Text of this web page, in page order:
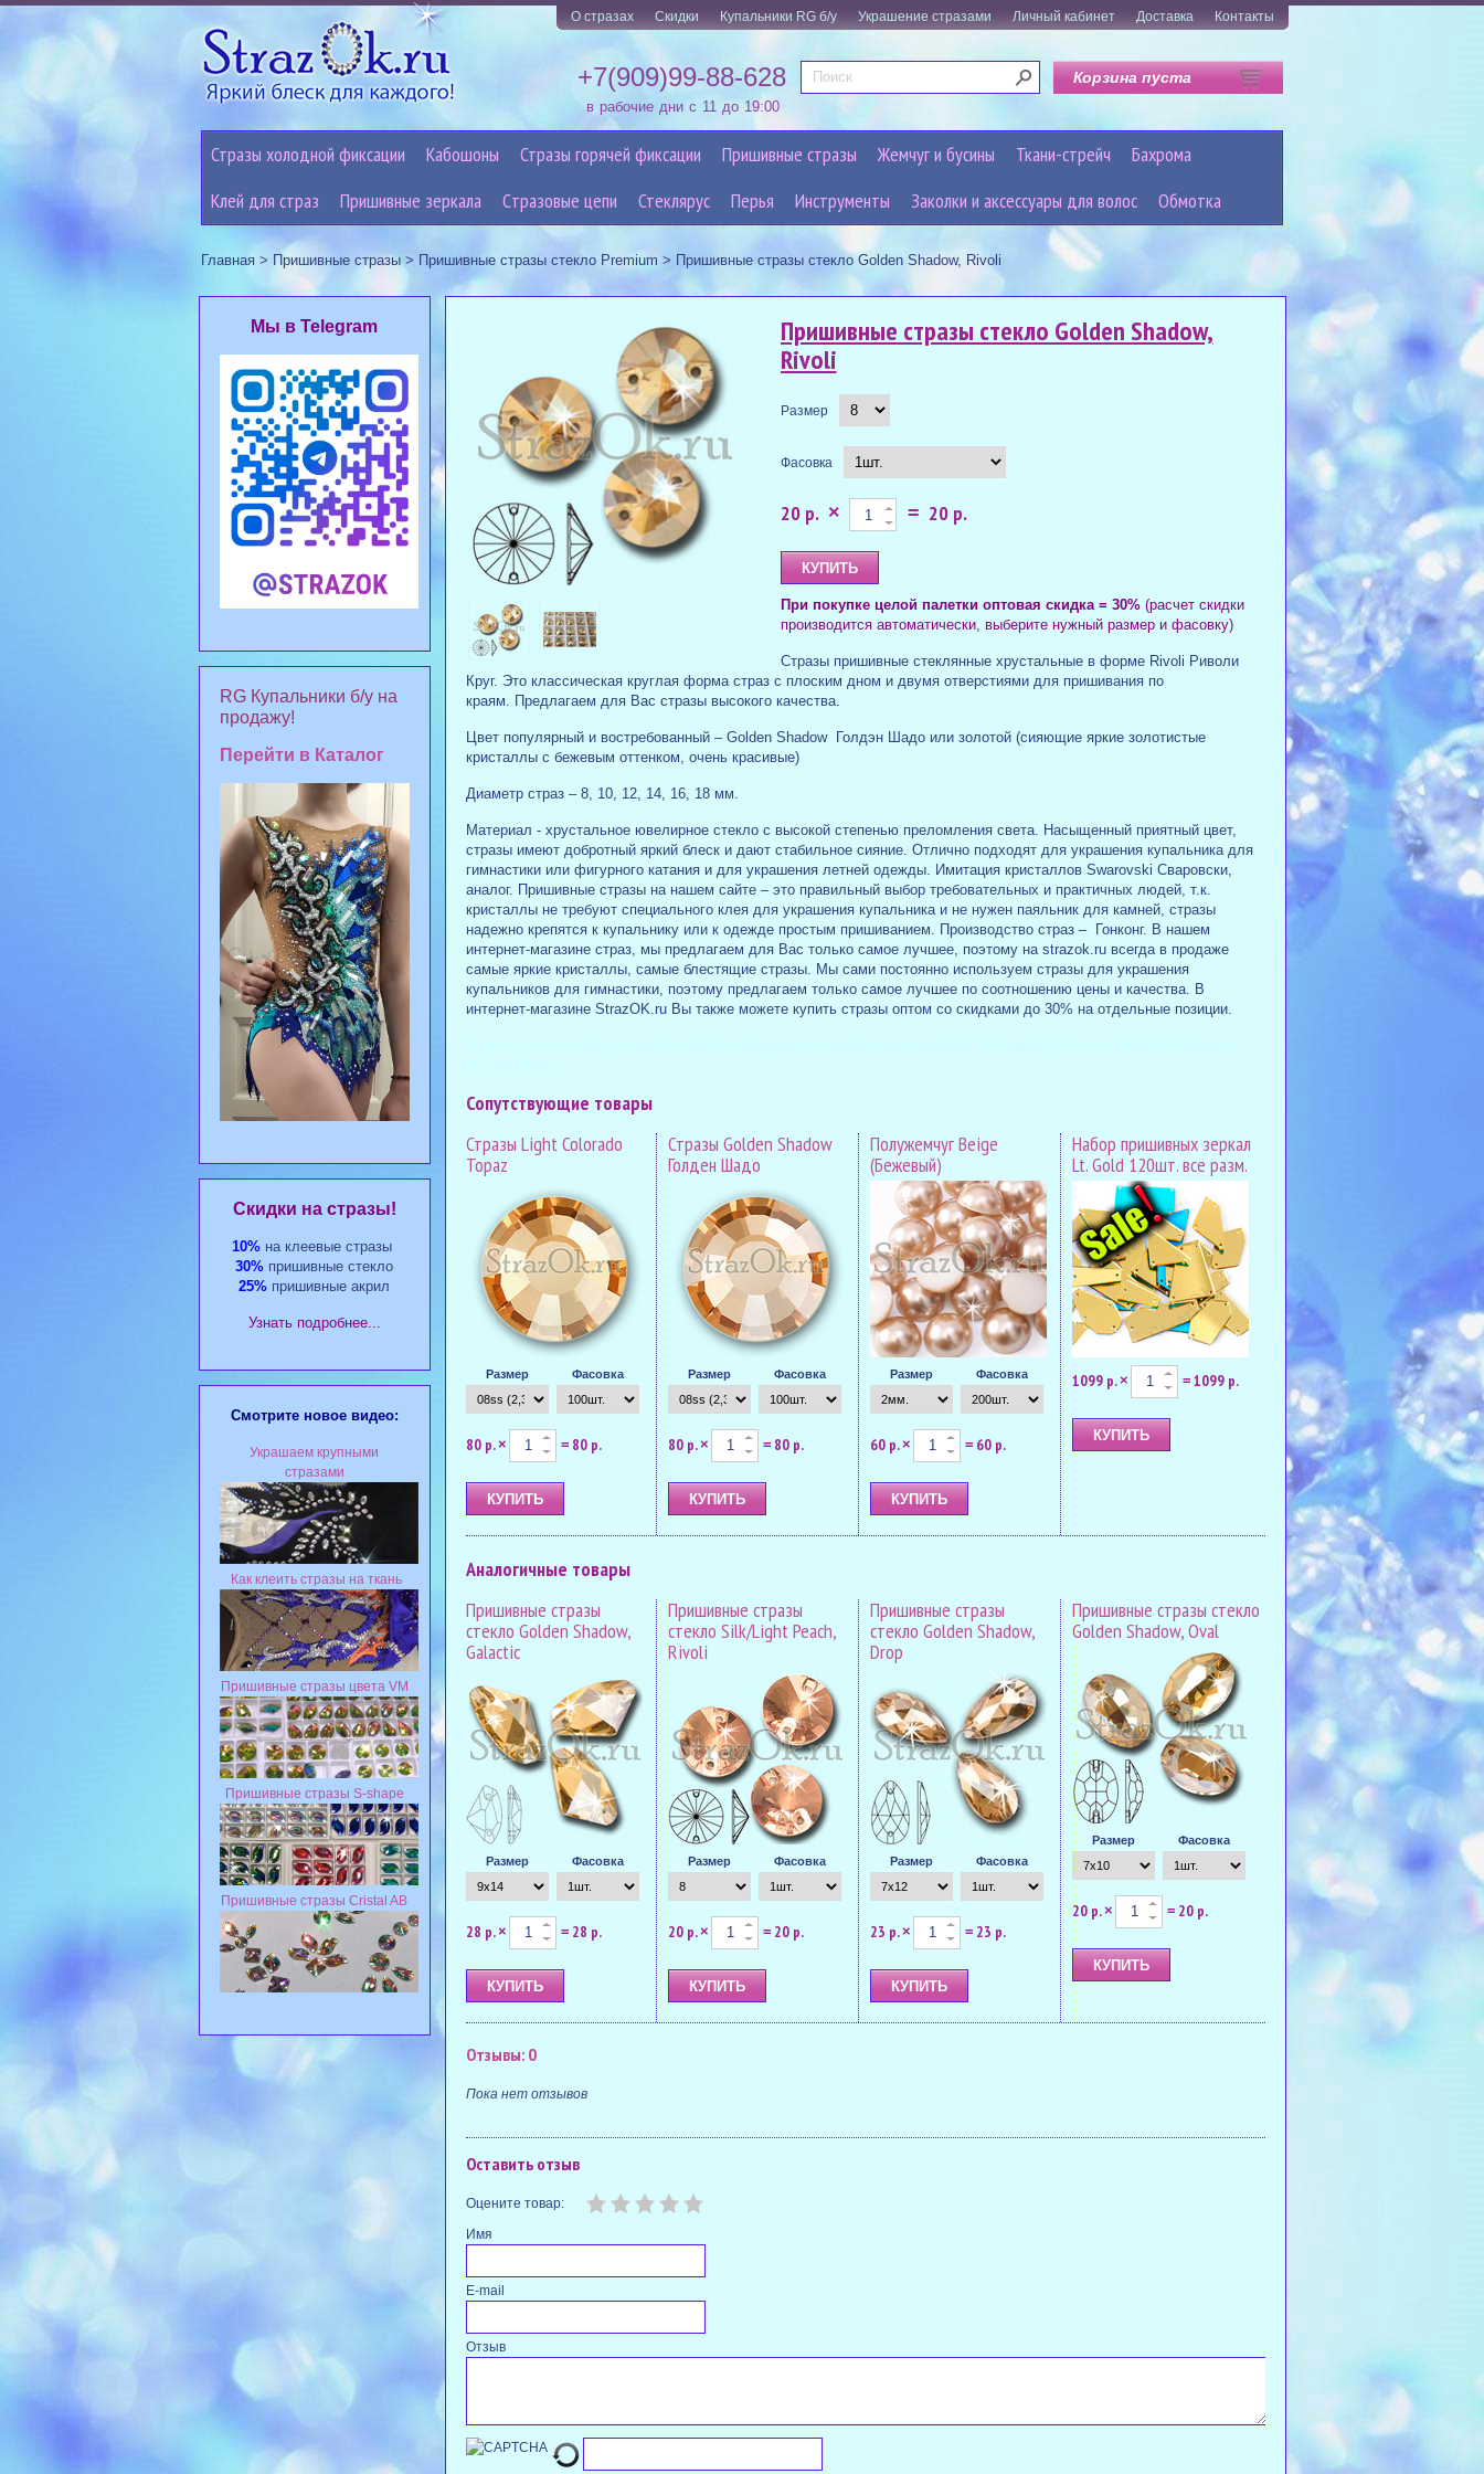
О стразах Скидки Купальники RG б/у Украшение стразами Личный кабинет Доставка Контакты
+7(909)99-88-628
в рабочие дни с 11 до 19:00
Корзина пуста
Стразы холодной фиксации Кабошоны Стразы горячей фиксации Пришивные стразы Жемчуг и бусины Ткани-стрейч
Бахрома
Клей для страз
Пришивные зеркала Cтразовые цепи Стеклярус Перья Инструменты Заколки и аксессуары для волос Обмотка
Главная > Пришивные стразы > Пришивные стразы стекло Premium > Пришивные стразы стекло Golden Shadow, Rivoli
Пришивные стразы стекло Golden Shadow,
Rivoli
Размер
Фасовка
20 р. × = 20 р.
При покупке целой палетки оптовая скидка = 30% (расчет скидки
производится автоматически, выберите нужный размер и фасовку)
Стразы пришивные стеклянные хрустальные в форме Rivoli Риволи
Круг. Это классическая круглая форма страз с плоским дном и двумя отверстиями для пришивания по
краям. Предлагаем для Вас стразы высокого качества.
Цвет популярный и востребованный – Golden Shadow Голдэн Шадо или золотой (сияющие яркие золотистые
кристаллы с бежевым оттенком, очень красивые)
Диаметр страз – 8, 10, 12, 14, 16, 18 мм.
Материал - хрустальное ювелирное стекло с высокой степенью преломления света. Насыщенный приятный цвет,
стразы имеют добротный яркий блеск и дают стабильное сияние. Отлично подходят для украшения купальника для
гимнастики или фигурного катания и для украшения летней одежды. Имитация кристаллов Swarovski Сваровски,
аналог. Пришивные стразы на нашем сайте – это правильный выбор требовательных и практичных людей, т.к.
кристаллы не требуют специального клея для украшения купальника и не нужен паяльник для камней, стразы
надежно крепятся к купальнику или к одежде простым пришиванием. Производство страз – Гонконг. В нашем
интернет-магазине страз, мы предлагаем для Вас только самое лучшее, поэтому на strazok.ru всегда в продаже
самые яркие кристаллы, самые блестящие стразы. Мы сами постоянно используем стразы для украшения
купальников для гимнастики, поэтому предлагаем только самое лучшее по соотношению цены и качества. В
интернет-магазине StrazOK.ru Вы также можете купить стразы оптом со скидками до 30% на отдельные позиции.
Сопутствующие товары
Стразы Light Colorado
Topaz
Размер Фасовка
80 р.× = 80 р.
Стразы Golden Shadow
Голден Шадо
Размер Фасовка
80 р.× = 80 р.
Полужемчуг Beige
(Бежевый)
Размер Фасовка
60 р.× = 60 р.
Набор пришивных зеркал
Lt. Gold 120шт. все разм.
1099 р.× = 1099 р.
Аналогичные товары
Пришивные стразы
стекло Golden Shadow,
Galactic
Размер Фасовка
28 р.× = 28 р.
Пришивные стразы
стекло Silk/Light Peach,
Rivoli
Размер Фасовка
20 р.× = 20 р.
Пришивные стразы
стекло Golden Shadow,
Drop
Размер Фасовка
23 р.× = 23 р.
Пришивные стразы стекло
Golden Shadow, Oval
Размер Фасовка
20 р.× = 20 р.
Отзывы: 0
Пока нет отзывов
Оставить отзыв
Оцените товар:
Имя
E-mail
Отзыв
Мы в Telegram
RG Купальники б/у на
продажу!
Перейти в Каталог
Cкидки на стразы!
10% на клеевые стразы
30% пришивные стекло
25% пришивные акрил
Узнать подробнее...
Смотрите новое видео:
Украшаем крупными
стразами
Как клеить стразы на ткань
Пришивные стразы цвета VM
Пришивные стразы S-shape
Пришивные стразы Cristal AB